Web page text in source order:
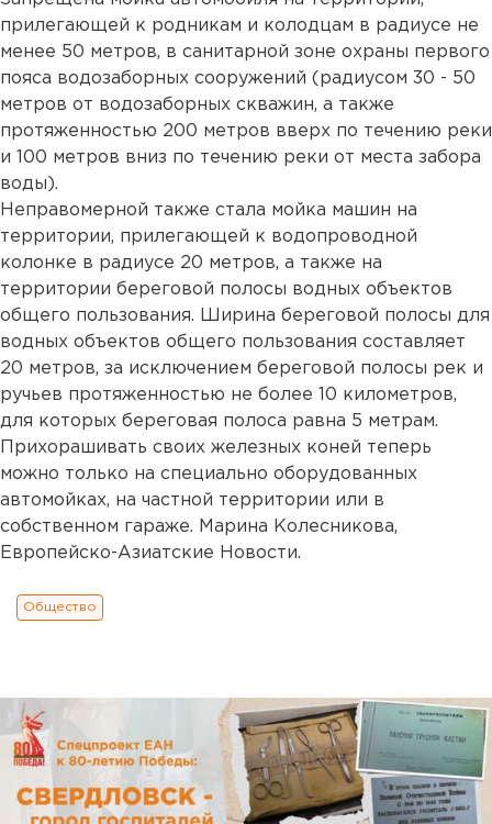
прилегающей к родникам и колодцам в радиусе не
менее 50 метров, в санитарной зоне охраны первого
пояса водозаборных сооружений (радиусом 30 - 50
метров от водозаборных скважин, а также
протяженностью 200 метров вверх по течению реки
и 100 метров вниз по течению реки от места забора
воды).
Неправомерной также стала мойка машин на
территории, прилегающей к водопроводной
колонке в радиусе 20 метров, а также на
территории береговой полосы водных объектов
общего пользования. Ширина береговой полосы для
водных объектов общего пользования составляет
20 метров, за исключением береговой полосы рек и
ручьев протяженностью не более 10 километров,
для которых береговая полоса равна 5 метрам.
Прихорашивать своих железных коней теперь
можно только на специально оборудованных
автомойках, на частной территории или в
собственном гараже. Марина Колесникова,
Европейско-Азиатские Новости.
Общество